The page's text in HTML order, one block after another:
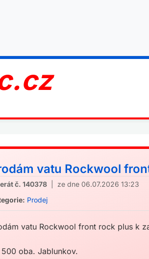
vatu Rockwool
č. 140378 | ze dne 06.07.2026 13:23
Prodej
vatu Rockwool front rock plus k
500 oba. Jablunkov.